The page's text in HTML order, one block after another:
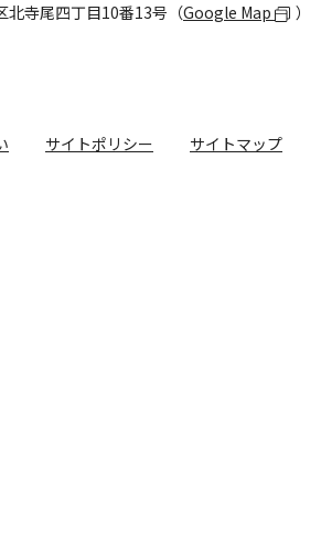
北寺尾四丁目10番13号（Google Map
）
サイトポリシー サイトマップ